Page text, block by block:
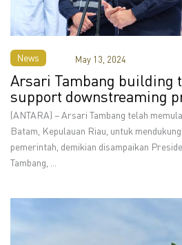
News
Arsari Tambang building
support downstreaming
May 13, 2024
(ANTARA) – Arsari Tambang telah
Batam, Kepulauan Riau, untuk
pemerintah, demikian disampaikan
Tambang, ...